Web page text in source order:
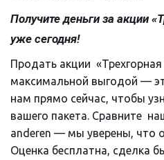
Получите деньги за акции
уже сегодня!
Продать акции
максимальной выгодой —
нам прямо сейчас, чтобы
вашего пакета. Сравните
anderen — мы уверены, что
Оценка бесплатна, сделка